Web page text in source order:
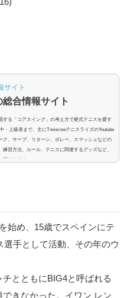
サイト
合情報サイト
る「コアスイング」の考え方で硬式テニスを愛す
上級者まで、主にTnnisriseテニスライズのYoutube
、サーブ、リターン、ボレー、スマッシュなどの
習方法、ルール、テニスに関連するグッズなど、
けします。
始め、15歳でスペインにテ
手として活動、その年のウ
とともにBIG4と呼ばれる
きなかった。イワン レン